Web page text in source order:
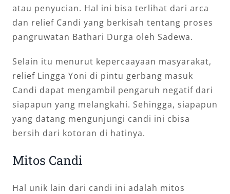
atau penyucian. Hal ini bisa terlihat dari arca
dan relief Candi yang berkisah tentang proses
pangruwatan Bathari Durga oleh Sadewa.
Selain itu menurut kepercaayaan masyarakat,
relief Lingga Yoni di pintu gerbang masuk
Candi dapat mengambil pengaruh negatif dari
siapapun yang melangkahi. Sehingga, siapapun
yang datang mengunjungi candi ini cbisa
bersih dari kotoran di hatinya.
Mitos Candi
Hal unik lain dari candi ini adalah mitos